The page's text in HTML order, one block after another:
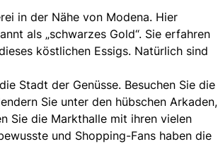
in der Nähe von Modena. Hier
als „schwarzes Gold“. Sie erfahren
köstlichen Essigs. Natürlich sind
Stadt der Genüsse. Besuchen Sie die
Sie unter den hübschen Arkaden,
Sie die Markthalle mit ihren vielen
und Shopping-Fans haben die